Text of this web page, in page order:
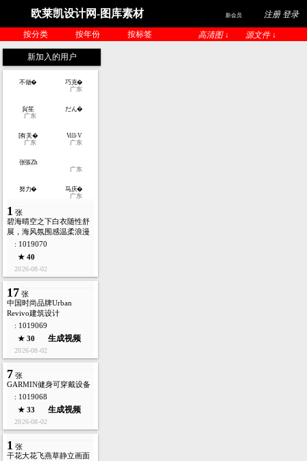
欧莱凯设计网-图库素材 新会员 注册 登录
按分类 按年份 按标签 高清图 ↓ 源文件 ↓
新加入的用户
不做�
巧克�
广东
貟笙
广东
だん�
[有关�
广东
Vill-V
广东
张張Zh
广东
努力�
马庆�
广东
1 张
碧海晴空之下白衣随性舒
展，海风氛围感温柔浪漫
: 1019070
★ 40
2026-08-02
17 张
中国时尚品牌Urban
Revivo建筑设计
: 1019069
★ 30
生成视频
2026-08-02
7 张
GARMIN健身可穿戴设备
: 1019068
★ 33
生成视频
2026-08-02
1 张
干花大花飞燕草静立画面